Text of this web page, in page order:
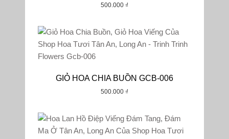
500.000 ₫
GIỎ HOA CHIA BUỒN GCB-006
500.000 ₫